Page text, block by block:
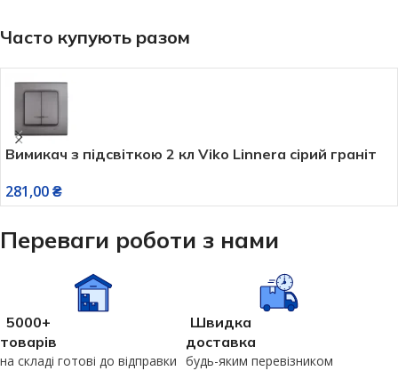
Часто купують разом
Вимикач з підсвіткою 2 кл Viko Linnera сірий граніт
281,00₴
Переваги роботи з нами
5000+
товарів
на складі готові до відправки
Швидка
доставка
будь-яким перевізником